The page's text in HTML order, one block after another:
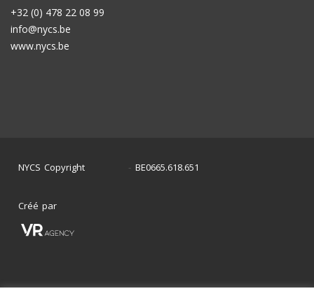
+32 (0) 478 22 08 99
info@nycs.be
www.nycs.be
NYCS Copyright - BE0665.618.651
Créé par